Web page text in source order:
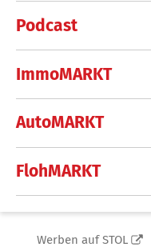
Podcast
ImmoMARKT
AutoMARKT
FlohMARKT
Werben auf STOL